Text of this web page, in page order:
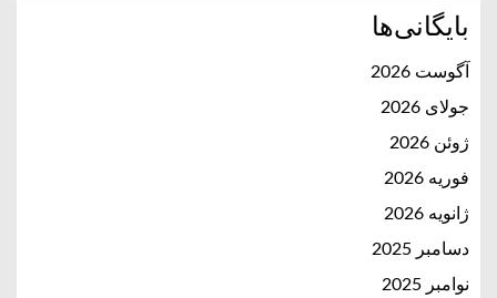
بایگانی‌ها
آگوست 2026
جولای 2026
ژوئن 2026
فوریه 2026
ژانویه 2026
دسامبر 2025
نوامبر 2025